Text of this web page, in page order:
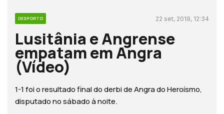
DESPORTO 22 set, 2019, 12:34
Lusitânia e Angrense
empatam em Angra
(Vídeo)
1-1 foi o resultado final do derbi de Angra do Heroísmo,
disputado no sábado à noite.